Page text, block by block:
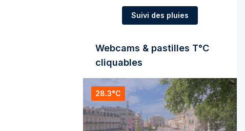
Suivi des pluies
Webcams & pastilles T°C
cliquables
28.3°C